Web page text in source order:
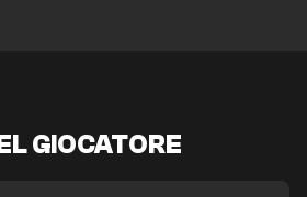
GIOCATORE